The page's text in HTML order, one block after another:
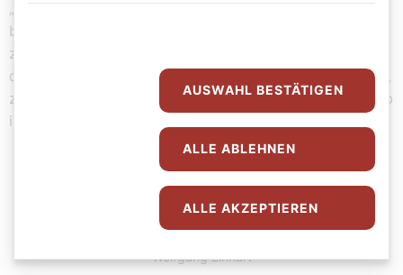
„Wer ein Haustier sucht, der ist mit Bienen schlecht
beraten, denn eines ist klar: Du kannst Bienen nicht
zähmen, du kannst sie nur begleiten. Du musst dich auf
die Insekten einlassen. Wenn du sie schlecht behandelst,
ziehen sie im besten Fall einfach woanders hin.“ Deshalb
ist der Besuch der Imkerschule vorher sehr anzuraten.
Die Beschäftigung mit den Bienen hat
etwas ungeheuer Meditatives.
Wolfgang Linhart
AUSWAHL BESTÄTIGEN
ALLE ABLEHNEN
ALLE AKZEPTIEREN